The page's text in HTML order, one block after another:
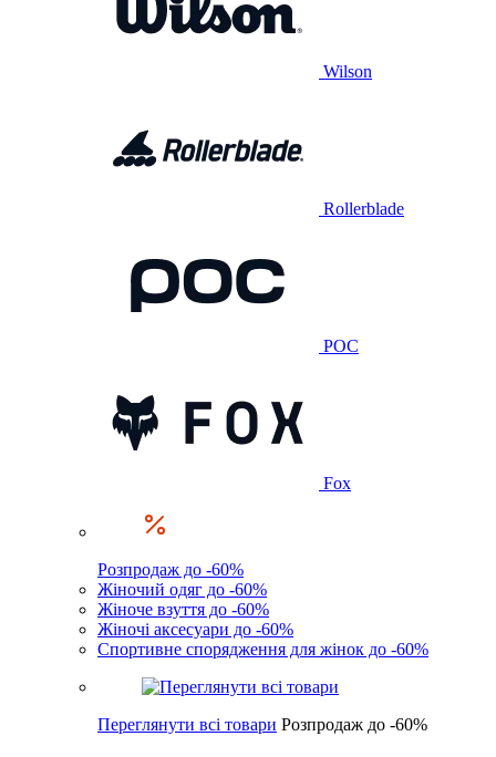
Wilson
Rollerblade
POC
Fox
Розпродаж до -60%
Жіночий одяг до -60%
Жіноче взуття до -60%
Жіночі аксесуари до -60%
Спортивне спорядження для жінок до -60%
Переглянути всі товари Розпродаж до -60%